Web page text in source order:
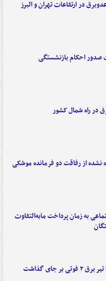
در ارتفاعات تهران و البرز
صدور احکام بازنشستگی
در راه شمال کشور
از رفاقت دو فرمانده‌ موشکی
به زمان پرداخت مابه‌التفاوت
بر جای گذاشت